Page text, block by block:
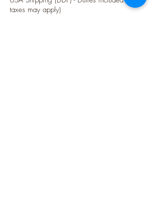
taxes may apply)